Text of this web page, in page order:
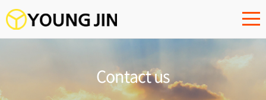
Contact us